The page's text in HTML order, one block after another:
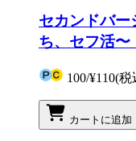
セカンドバー
ち、セフ活〜
100/¥110(税
カートに追加